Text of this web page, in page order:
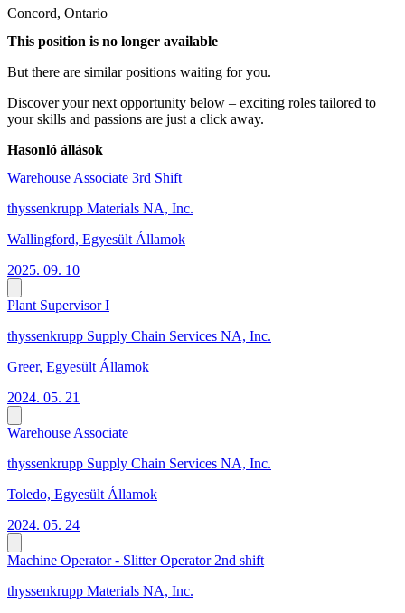
Concord, Ontario
This position is no longer available
But there are similar positions waiting for you.
Discover your next opportunity below – exciting roles tailored to
your skills and passions are just a click away.
Hasonló állások
Warehouse Associate 3rd Shift
thyssenkrupp Materials NA, Inc.
Wallingford, Egyesült Államok
2025. 09. 10
Plant Supervisor I
thyssenkrupp Supply Chain Services NA, Inc.
Greer, Egyesült Államok
2024. 05. 21
Warehouse Associate
thyssenkrupp Supply Chain Services NA, Inc.
Toledo, Egyesült Államok
2024. 05. 24
Machine Operator - Slitter Operator 2nd shift
thyssenkrupp Materials NA, Inc.